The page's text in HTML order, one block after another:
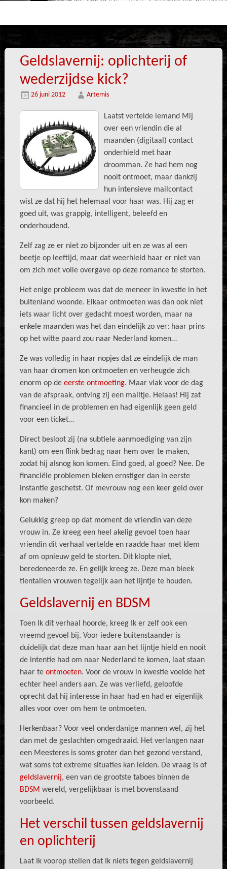
Geldslavernij: oplichterij of
wederzijdse kick?
26 juni 2012 Artemis
Laatst vertelde iemand Mij
over een vriendin die al
maanden (digitaal) contact
onderhield met haar
droomman. Ze had hem nog
nooit ontmoet, maar dankzij
hun intensieve mailcontact
wist ze dat hij het helemaal voor haar was. Hij zag er
goed uit, was grappig, intelligent, beleefd en
onderhoudend.
Zelf zag ze er niet zo bijzonder uit en ze was al een
beetje op leeftijd, maar dat weerhield haar er niet van
om zich met volle overgave op deze romance te storten.
Het enige probleem was dat de meneer in kwestie in het
buitenland woonde. Elkaar ontmoeten was dan ook niet
iets waar licht over gedacht moest worden, maar na
enkele maanden was het dan eindelijk zo ver: haar prins
op het witte paard zou naar Nederland komen…
Ze was volledig in haar nopjes dat ze eindelijk de man
van haar dromen kon ontmoeten en verheugde zich
enorm op de eerste ontmoeting. Maar vlak voor dedag
van de afspraak, ontving zij een mailtje. Helaas! Hij zat
financieel in de problemen en had eigenlijk geen geld
voor een ticket…
Direct besloot zij (na subtiele aanmoediging van zijn
kant) om een flink bedrag naar hem over te maken,
zodat hij alsnog kon komen. Eind goed, al goed? Nee. De
financiële problemen bleken ernstiger dan in eerste
instantie geschetst. Of mevrouw nog een keer geld over
kon maken?
Gelukkig greep op dat moment de vriendin van deze
vrouw in. Ze kreeg een heel akelig gevoel toen haar
vriendin dit verhaal vertelde en raadde haar met klem
af om opnieuw geld te storten. Dit klopte niet,
beredeneerde ze. En gelijk kreeg ze. Deze man bleek
tientallen vrouwen tegelijk aan het lijntje te houden.
Geldslavernij en BDSM
Toen Ik dit verhaal hoorde, kreeg Ik er zelf ook een
vreemd gevoel bij. Voor iedere buitenstaander is
duidelijk dat deze man haar aan het lijntje hield en nooit
de intentie had om naar Nederland te komen, laat staan
haar te ontmoeten. Voor de vrouw in kwestie voelde het
echter heel anders aan. Ze was verliefd, geloofde
oprecht dat hij interesse in haar had en had er eigenlijk
alles voor over om hem te ontmoeten.
Herkenbaar? Voor veel onderdanige mannen wel, zij het
dan met de geslachten omgedraaid. Het verlangen naar
een Meesteres is soms groter dan het gezond verstand,
wat soms tot extreme situaties kan leiden. De vraag is of
geldslavernij, een van de grootste taboes binnen de
BDSM wereld, vergelijkbaar is met bovenstaand
voorbeeld.
Het verschil tussen geldslavernij
en oplichterij
Laat Ik voorop stellen dat Ik niets tegen geldslavernij